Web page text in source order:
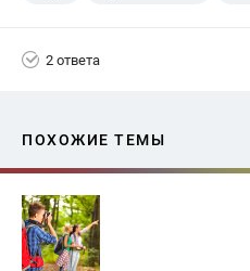
2 ответа
ПОХОЖИЕ ТЕМЫ